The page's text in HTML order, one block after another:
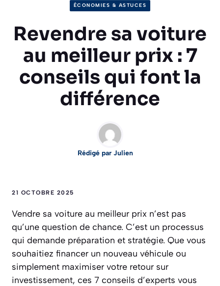
ÉCONOMIES & ASTUCES
Revendre sa voiture
au meilleur prix : 7
conseils qui font la
différence
Rédigé par Julien
21 OCTOBRE 2025
Vendre sa voiture au meilleur prix n’est pas
qu’une question de chance. C’est un processus
qui demande préparation et stratégie. Que vous
souhaitiez financer un nouveau véhicule ou
simplement maximiser votre retour sur
investissement, ces 7 conseils d’experts vous